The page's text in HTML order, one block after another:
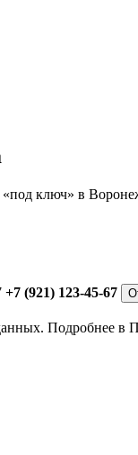
ключ» в
+7 (921) 123-45-67
Подробнее в